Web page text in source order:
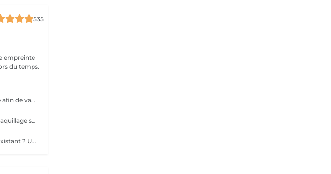
535
empreinte
du temps.
Rendez-vous d'information obligatoire avant la séance afin de valider le questionnaire médical et les contre-indications, validation de la couleur et de la forme des sourcils, réponses aux éventuelles interrogations. L'acompte sera restitué entièrement lors de votre venue, si vous n'annulez pas il sera conservé.
La technique de microblading est une procédure de maquillage semi permanent réalisé entièrement à la main à l'aide d'un "stylo" muni de micro-aiguilles. La praticienne dessine poil à poil l'ensemble du sourcil afin de redonner au regard toute son intensité et sa ligne naturelle. Cette technique permet de redessiner entièrement un sourcil soit de combler les éventuels trous. Un résultat des plus naturel grâce à la finesse de la lame et donc au dessin de chaque poil. Effet trompe l'il garanti!
Une coquetterie ? Accentuer un grain de beauté déjà existant ? Une jolie mouche à la Maryline Monroe ? Au choix... Sans douleur, pas de retouche nécessaire ( mais comprise si besoin ), longue durée dans le temps ( jusqu'à 18 mois )